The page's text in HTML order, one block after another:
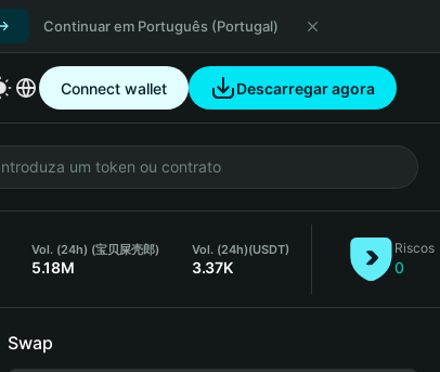
Continuar em Português (Portugal)
Connect wallet Descarregar agora
Vol. (24h) (宝贝屎壳郎)
5.18M
Vol. (24h)(USDT)
3.37K
Riscos
0
Swap